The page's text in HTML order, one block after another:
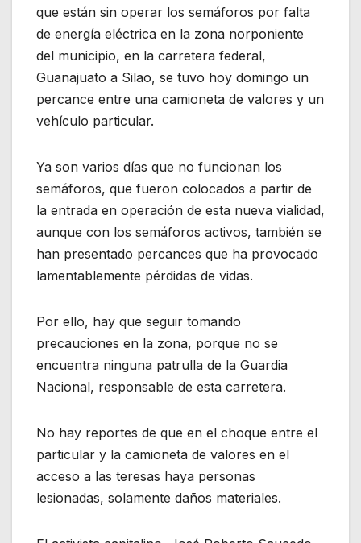
que están sin operar los semáforos por falta
de energía eléctrica en la zona norponiente
del municipio, en la carretera federal,
Guanajuato a Silao, se tuvo hoy domingo un
percance entre una camioneta de valores y un
vehículo particular.
Ya son varios días que no funcionan los
semáforos, que fueron colocados a partir de
la entrada en operación de esta nueva vialidad,
aunque con los semáforos activos, también se
han presentado percances que ha provocado
lamentablemente pérdidas de vidas.
Por ello, hay que seguir tomando
precauciones en la zona, porque no se
encuentra ninguna patrulla de la Guardia
Nacional, responsable de esta carretera.
No hay reportes de que en el choque entre el
particular y la camioneta de valores en el
acceso a las teresas haya personas
lesionadas, solamente daños materiales.